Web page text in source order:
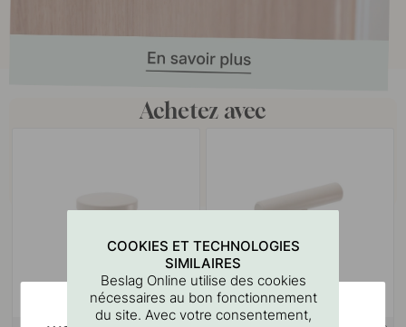
Achetez avec
COOKIES ET TECHNOLOGIES
SIMILAIRES
Beslag Online utilise des cookies
nécessaires au bon fonctionnement
du site. Avec votre consentement,